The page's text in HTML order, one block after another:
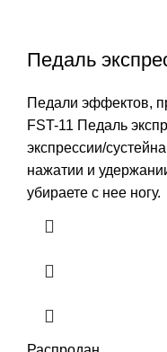
Педаль
Педали эффектов,
FST-11 Педаль
экспрессии/
нажатии и
убираете с нее ногу.